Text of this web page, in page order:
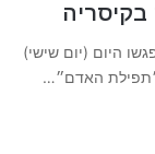
היום (יום שישי)